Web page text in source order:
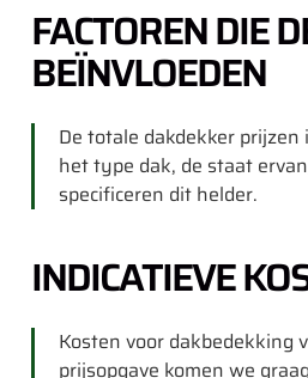
FACTOREN DIE
BEÏNVLOEDEN
De totale dakdekker
het type dak, de staat
specificeren dit helder.
INDICATIEVE
Kosten voor dakbedekking
prijsopgave komen we